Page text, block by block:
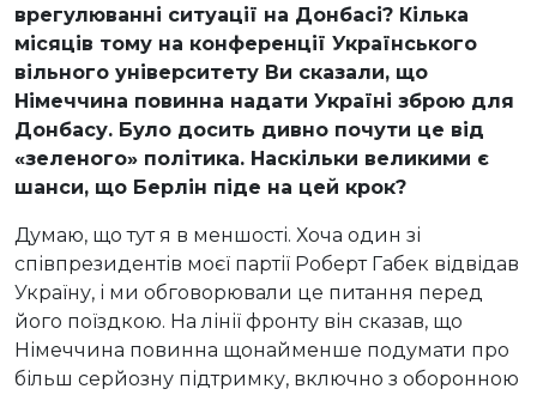
врегулюванні ситуації на Донбасі? Кілька
місяців тому на конференції Українського
вільного університету Ви сказали, що
Німеччина повинна надати Україні зброю для
Донбасу. Було досить дивно почути це від
«зеленого» політика. Наскільки великими є
шанси, що Берлін піде на цей крок?
Думаю, що тут я в меншості. Хоча один зі
співпрезидентів моєї партії Роберт Габек відвідав
Україну, і ми обговорювали це питання перед
його поїздкою. На лінії фронту він сказав, що
Німеччина повинна щонайменше подумати про
більш серйозну підтримку, включно з оборонною